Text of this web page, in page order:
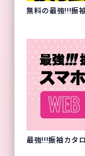
無料の最強!!!振
最強!!!振袖カタ